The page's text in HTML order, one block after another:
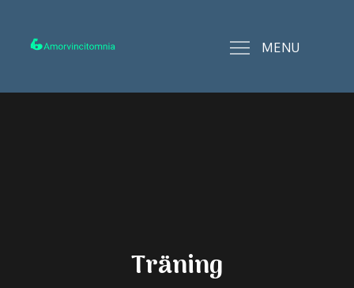
content
MENU
Träning